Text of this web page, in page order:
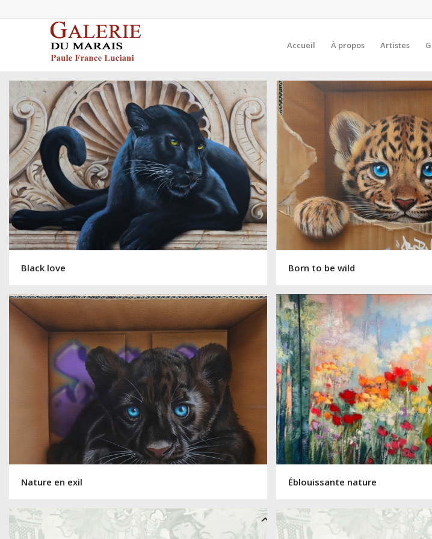
Accueil À propos Artistes
Black love Born to be wild
Nature en exil Éblouissante nature